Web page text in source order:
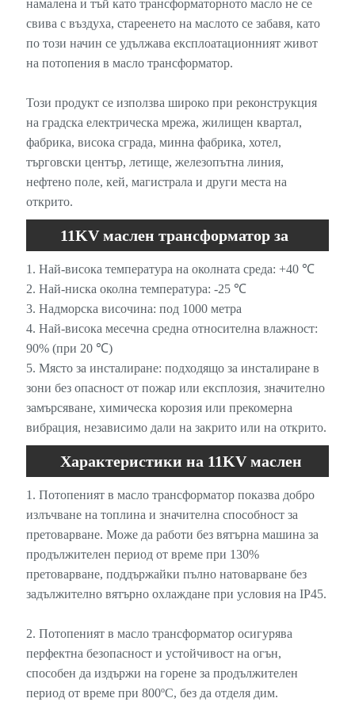
намалена и тъй като трансформаторното масло не се
свива с въздуха, стареенето на маслото се забавя, като
по този начин се удължава експлоатационният живот
на потопения в масло трансформатор.
Този продукт се използва широко при реконструкция
на градска електрическа мрежа, жилищен квартал,
фабрика, висока сграда, минна фабрика, хотел,
търговски център, летище, железопътна линия,
нефтено поле, кей, магистрала и други места на
открито.
11KV маслен трансформатор за
разпределение на енергия Работна
среда
1. Най-висока температура на околната среда: +40 ℃
2. Най-ниска околна температура: -25 ℃
3. Надморска височина: под 1000 метра
4. Най-висока месечна средна относителна влажност:
90% (при 20 ℃)
5. Място за инсталиране: подходящо за инсталиране в
зони без опасност от пожар или експлозия, значително
замърсяване, химическа корозия или прекомерна
вибрация, независимо дали на закрито или на открито.
Характеристики на 11KV маслен
разпределителен трансформатор
1. Потопеният в масло трансформатор показва добро
излъчване на топлина и значителна способност за
претоварване. Може да работи без вятърна машина за
продължителен период от време при 130%
претоварване, поддържайки пълно натоварване без
задължително вятърно охлаждане при условия на IP45.
2. Потопеният в масло трансформатор осигурява
перфектна безопасност и устойчивост на огън,
способен да издържи на горене за продължителен
период от време при 800ºC, без да отделя дим.